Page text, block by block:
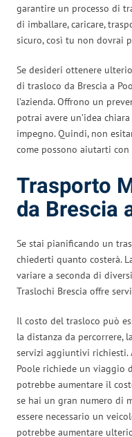
garantire un processo di
di imballare, caricare,
sicuro, così tu non dovrai
Se desideri ottenere
di trasloco da Brescia a
l’azienda. Offrono un
potrai avere un’idea
impegno. Quindi, non
come possono aiutarti
Trasporto
da Brescia
Se stai pianificando un
chiederti quanto costerà.
variare a seconda di
Traslochi Brescia offre
Il costo del trasloco può
la distanza da percorrere,
servizi aggiuntivi richiesti.
Poole richiede un viaggio
potrebbe aumentare il
se hai un gran numero di
essere necessario un
potrebbe aumentare